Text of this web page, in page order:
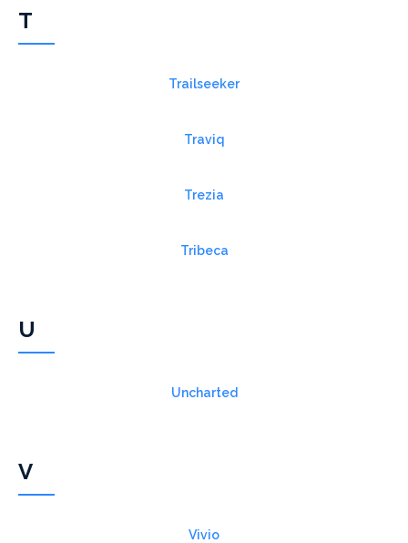
T
Trailseeker
Traviq
Trezia
Tribeca
U
Uncharted
V
Vivio